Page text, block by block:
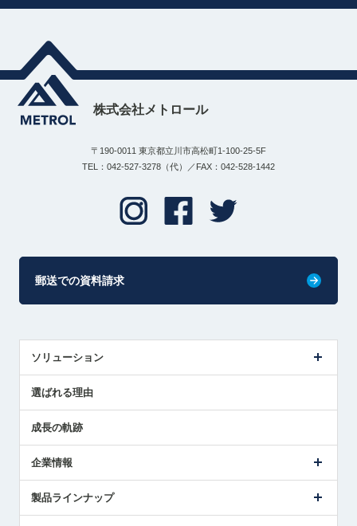
株式会社メトロール
〒190-0011 東京都立川市高松町1-100-25-5F
TEL：042-527-3278（代）／FAX：042-528-1442
郵送での資料請求
ソリューション
解決策提案
選ばれる理由
成長の軌跡
企業情報
ごあいさつ
製品ラインナップ